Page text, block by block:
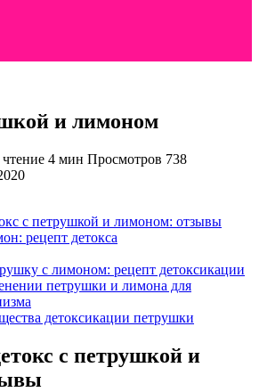
и лимоном
4 мин Просмотров 738
с петрушкой и лимоном: отзывы
рецепт детокса
с лимоном: рецепт детоксикации
петрушки и лимона для
детоксикации петрушки
с петрушкой и